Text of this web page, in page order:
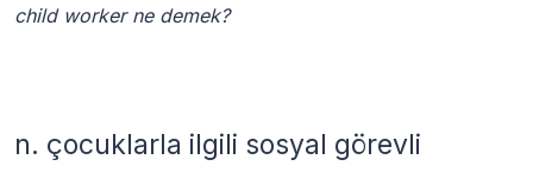
child worker ne demek?
n. çocuklarla ilgili sosyal görevli